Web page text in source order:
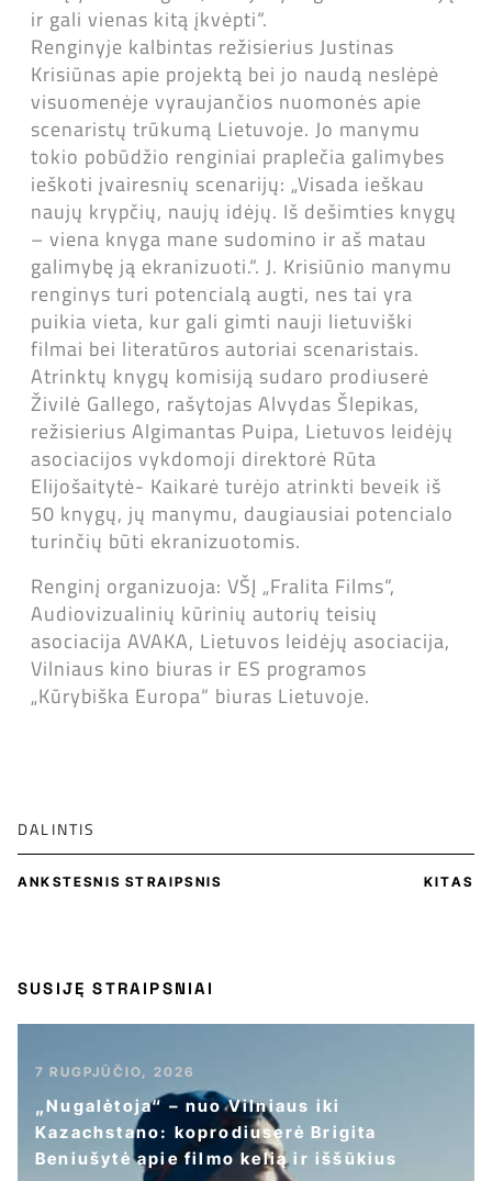
ir gali vienas kitą įkvėpti“.
Renginyje kalbintas režisierius Justinas
Krisiūnas apie projektą bei jo naudą neslėpė
visuomenėje vyraujančios nuomonės apie
scenaristų trūkumą Lietuvoje. Jo manymu
tokio pobūdžio renginiai praplečia galimybes
ieškoti įvairesnių scenarijų: „Visada ieškau
naujų krypčių, naujų idėjų. Iš dešimties knygų
– viena knyga mane sudomino ir aš matau
galimybę ją ekranizuoti.“. J. Krisiūnio manymu
renginys turi potencialą augti, nes tai yra
puikia vieta, kur gali gimti nauji lietuviški
filmai bei literatūros autoriai scenaristais.
Atrinktų knygų komisiją sudaro prodiuserė
Živilė Gallego, rašytojas Alvydas Šlepikas,
režisierius Algimantas Puipa, Lietuvos leidėjų
asociacijos vykdomoji direktorė Rūta
Elijošaitytė- Kaikarė turėjo atrinkti beveik iš
50 knygų, jų manymu, daugiausiai potencialo
turinčių būti ekranizuotomis.
Renginį organizuoja: VŠĮ „Fralita Films“,
Audiovizualinių kūrinių autorių teisių
asociacija AVAKA, Lietuvos leidėjų asociacija,
Vilniaus kino biuras ir ES programos
„Kūrybiška Europa“ biuras Lietuvoje.
DALINTIS
ANKSTESNIS STRAIPSNIS KITAS
SUSIJĘ STRAIPSNIAI
7 RUGPJŪČIO, 2026
„Nugalėtoja“ – nuo Vilniaus iki
Kazachstano: koprodiuserė Brigita
Beniušytė apie filmo kelią ir iššūkius